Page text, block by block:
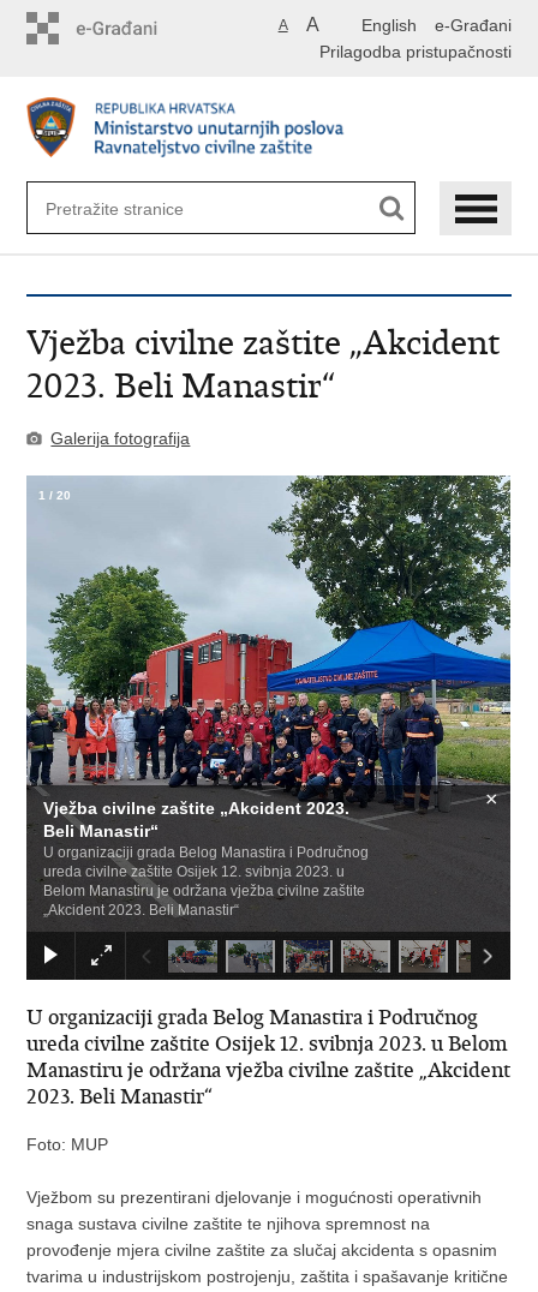
English e-Građani
A A
Prilagodba pristupačnosti
Vježba civilne zaštite „Akcident
2023. Beli Manastir“
Galerija fotografija
Vježba civilne zaštite „Akcident 2023.
Beli Manastir“
U organizaciji grada Belog Manastira i Područnog
ureda civilne zaštite Osijek 12. svibnja 2023. u
Belom Manastiru je održana vježba civilne zaštite
„Akcident 2023. Beli Manastir“
×
1 /20
U organizaciji grada Belog Manastira i Područnog
ureda civilne zaštite Osijek 12. svibnja 2023. u Belom
Manastiru je održana vježba civilne zaštite „Akcident
2023. Beli Manastir“
Foto: MUP
Vježbom su prezentirani djelovanje i mogućnosti operativnih
snaga sustava civilne zaštite te njihova spremnost na
provođenje mjera civilne zaštite za slučaj akcidenta s opasnim
tvarima u industrijskom postrojenju, zaštita i spašavanje kritične